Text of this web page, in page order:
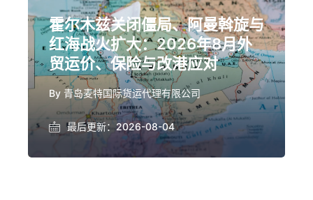
霍尔木兹关闭僵局、阿曼斡旋与
红海战火扩大：2026年8月外
贸运价、保险与改港应对
By 青岛麦特国际货运代理有限公司
最后更新：2026-08-04